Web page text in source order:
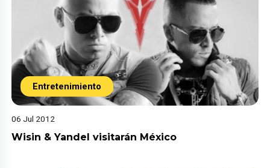
Entretenimiento
06 Jul 2012
Wisin & Yandel visitarán México